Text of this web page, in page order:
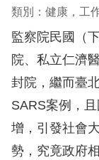
於
本
會
最
新
消
類別：健康，工
監察院民國（
院、私立仁濟
封院，繼而臺
SARS案例，
增，引發社會
勢，究竟政府